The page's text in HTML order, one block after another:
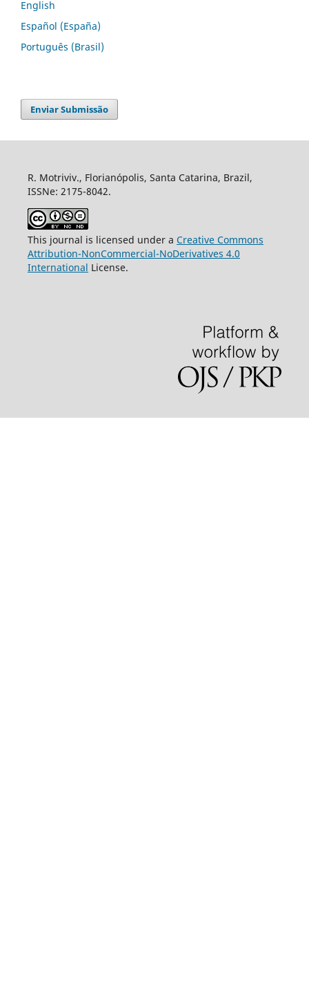
English
Español (España)
Português (Brasil)
Enviar Submissão
R. Motriviv., Florianópolis, Santa Catarina, Brazil,
ISSNe: 2175-8042.
This journal is licensed under a Creative Commons
Attribution-NonCommercial-NoDerivatives 4.0
International License.